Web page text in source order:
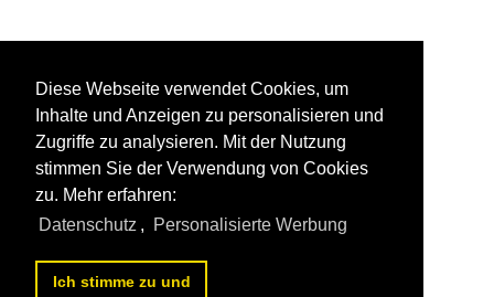
Diese Webseite verwendet Cookies, um
Inhalte und Anzeigen zu personalisieren und
Zugriffe zu analysieren. Mit der Nutzung
stimmen Sie der Verwendung von Cookies
zu. Mehr erfahren:
Datenschutz , Personalisierte Werbung
Ich stimme zu und